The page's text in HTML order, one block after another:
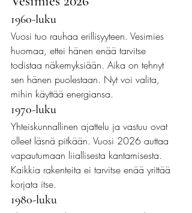
1960-luku
Vuosi tuo rauhaa erillisyyteen. Vesimies
huomaa, ettei hänen enää tarvitse
todistaa näkemyksiään. Aika on tehnyt
sen hänen puolestaan. Nyt voi valita,
mihin käyttää energiansa.
1970-luku
Yhteiskunnallinen ajattelu ja vastuu ovat
olleet läsnä pitkään. Vuosi 2026 auttaa
vapautumaan liiallisesta kantamisesta.
Kaikkia rakenteita ei tarvitse enää yrittää
korjata itse.
1980-luku